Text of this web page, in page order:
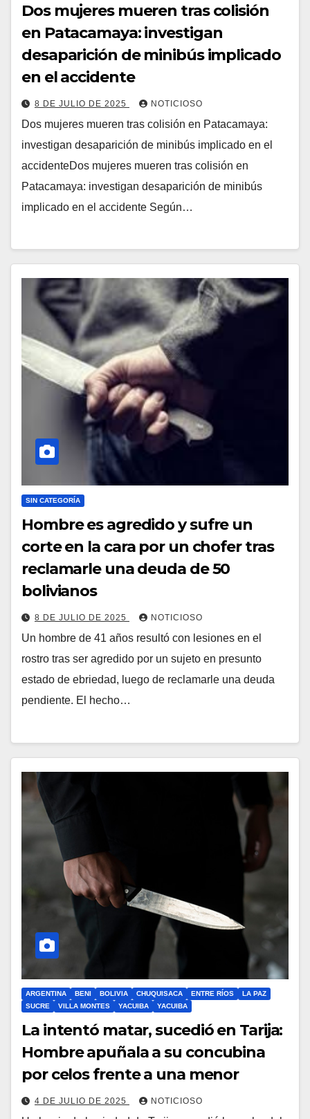
Dos mujeres mueren tras colisión
en Patacamaya: investigan
desaparición de minibús implicado
en el accidente
8 DE JULIO DE 2025 NOTICIOSO
Dos mujeres mueren tras colisión en Patacamaya:
investigan desaparición de minibús implicado en el
accidenteDos mujeres mueren tras colisión en
Patacamaya: investigan desaparición de minibús
implicado en el accidente Según…
SIN CATEGORÍA
Hombre es agredido y sufre un
corte en la cara por un chofer tras
reclamarle una deuda de 50
bolivianos
8 DE JULIO DE 2025 NOTICIOSO
Un hombre de 41 años resultó con lesiones en el
rostro tras ser agredido por un sujeto en presunto
estado de ebriedad, luego de reclamarle una deuda
pendiente. El hecho…
ARGENTINA BENI BOLIVIA CHUQUISACA ENTRE RÍOS
LA PAZ
SUCRE
VILLA MONTES YACUIBA YACUIBA
La intentó matar, sucedió en Tarija:
Hombre apuñala a su concubina
por celos frente a una menor
4 DE JULIO DE 2025 NOTICIOSO